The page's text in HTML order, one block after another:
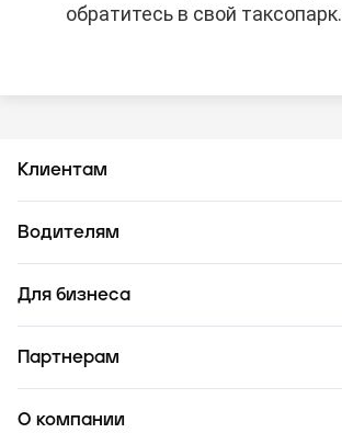
обратитесь в свой таксопарк.
обратитесь в свой таксопарк.
обратитесь в свой таксопарк.
Клиентам
Водителям
Для бизнеса
Партнерам
О компании